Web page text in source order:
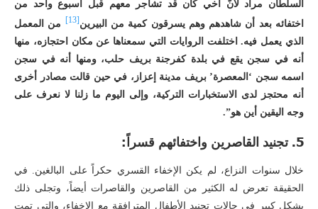
السلطان مراد لأنّ أخي كان قد تشاجر معهم قبل أسبوع واحد من
اختفائه بعد أن شاهدهم وهم يسرقون كمية من البيرين [13]
من المعمل
الذي يعمل فيه. اختلفت الروايات التي سمعناها عن مكان احتجازه، منها
أنه في سجن يقع في بلدة كفرجنة بريف حلب، ومنها أنه في سجن
اسمه سجن ‘المعصرة’ بريف مدينة إعزاز، في حين قالت مصادر أخرى
أنه محتجز لدى الاستخبارات التركية، وإلى اليوم ما زلنا لا نعرف على
وجه اليقين أين هو”.
5. تجنيد القاصرين واختفائهم قسراً:
خلال سنوات النزاع، لم يكن الإخفاء القسري حكراً على البالغين. في
الحقيقة تعرض له الكثير من القاصرين والقاصرات أيضاً، وتجلى ذلك
بشكل كبير في حالات تجنيد الأطفال المترافقة مع الإخفاء، والتي تمت